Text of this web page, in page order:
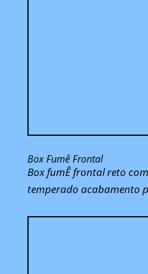
Box Fumê Frontal
Box fumÊ frontal reto
temperado acabamento